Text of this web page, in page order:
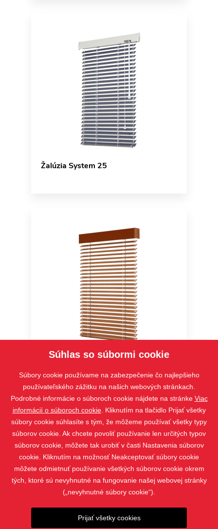
Žalúzia System 25
Žalúzia Cetta 35
KONTAKT
Súhlas so súbormi cookie
Súbory cookie používame na zabezpečenie čo najlepšieho
používateľského zážitku na našich webových stránkach.
Podrobné informácie o súboroch cookie nájdete na stránke Viac
informácií o súboroch cookie. Kliknutím na tlačidlo Prijať všetky
súbory cookie súhlasíte s tým, že môžeme používať všetky typy
súborov cookie. Ak chcete povoliť používanie len určitých typov
súborov cookie, môžete tak urobiť v časti Nastavenia súborov
cookie. Kliknutím na možnosť Neakceptovať súbory cookie
môžete odmietnuť používanie všetkých súborov cookie okrem
tých, ktoré sú nevyhnutné na fungovanie našej webovej stránky
(„nevyhnutné súbory cookie“).
Prijať všetky cookies